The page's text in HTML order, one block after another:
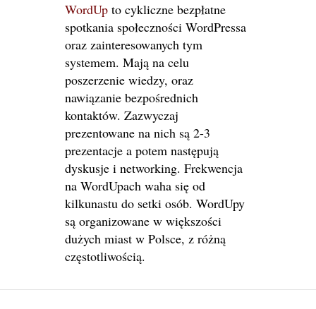
WordUp to cykliczne bezpłatne
spotkania społeczności WordPressa
oraz zainteresowanych tym
systemem. Mają na celu
poszerzenie wiedzy, oraz
nawiązanie bezpośrednich
kontaktów. Zazwyczaj
prezentowane na nich są 2-3
prezentacje a potem następują
dyskusje i networking. Frekwencja
na WordUpach waha się od
kilkunastu do setki osób. WordUpy
są organizowane w większości
dużych miast w Polsce, z różną
częstotliwością.